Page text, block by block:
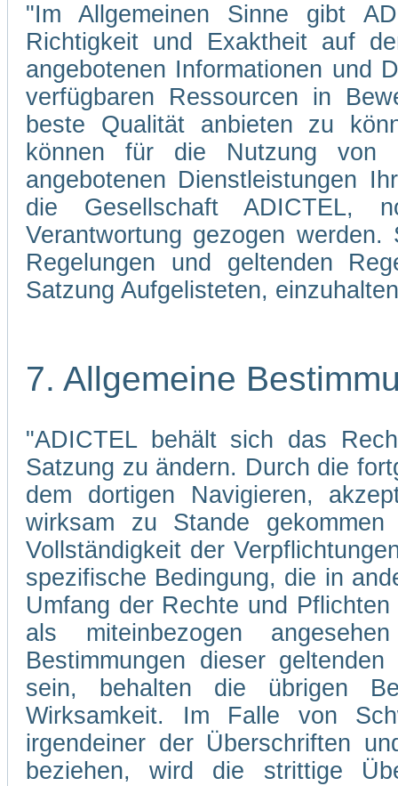
"Im Allgemeinen Sinne gibt
Richtigkeit und Exaktheit auf
angebotenen Informationen und
verfügbaren Ressourcen in
beste Qualität anbieten zu
können für die Nutzung von
angebotenen Dienstleistungen
die Gesellschaft ADICTEL,
Verantwortung gezogen
Regelungen und geltenden
Satzung Aufgelisteten,
7. Allgemeine
"ADICTEL behält sich das
Satzung zu ändern. Durch die
dem dortigen Navigieren,
wirksam zu Stande
Vollständigkeit der
spezifische Bedingung, die in
Umfang der Rechte und
als miteinbezogen
Bestimmungen dieser
sein, behalten die übrigen
Wirksamkeit. Im Falle von
irgendeiner der Überschriften
beziehen, wird die strittige